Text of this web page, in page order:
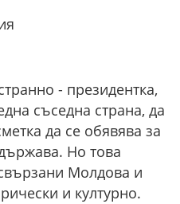
- президентка,
съседна страна, да
да се обявява за
Но това
Молдова и
и културно.